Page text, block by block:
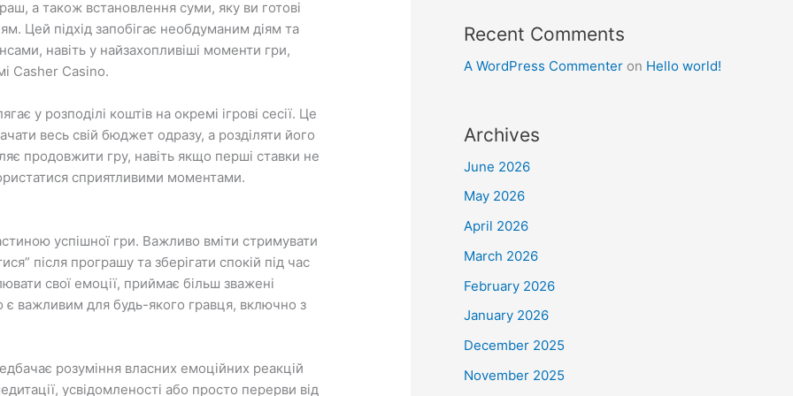
а також встановлення суми, яку ви готові
Цей підхід запобігає необдуманим діям та
навіть у найзахопливіші моменти гри,
Casher Casino.
у розподілі коштів на окремі ігрові сесії. Це
весь свій бюджет одразу, а розділяти його
продовжити гру, навіть якщо перші ставки не
сприятливими моментами.
успішної гри. Важливо вміти стримувати
після програшу та зберігати спокій під час
свої емоції, приймає більш зважені
важливим для будь-якого гравця, включно з
розуміння власних емоційних реакцій
усвідомленості або просто перерви від
Recent Comments
A WordPress Commenter on Hello world!
Archives
June 2026
May 2026
April 2026
March 2026
February 2026
January 2026
December 2025
November 2025